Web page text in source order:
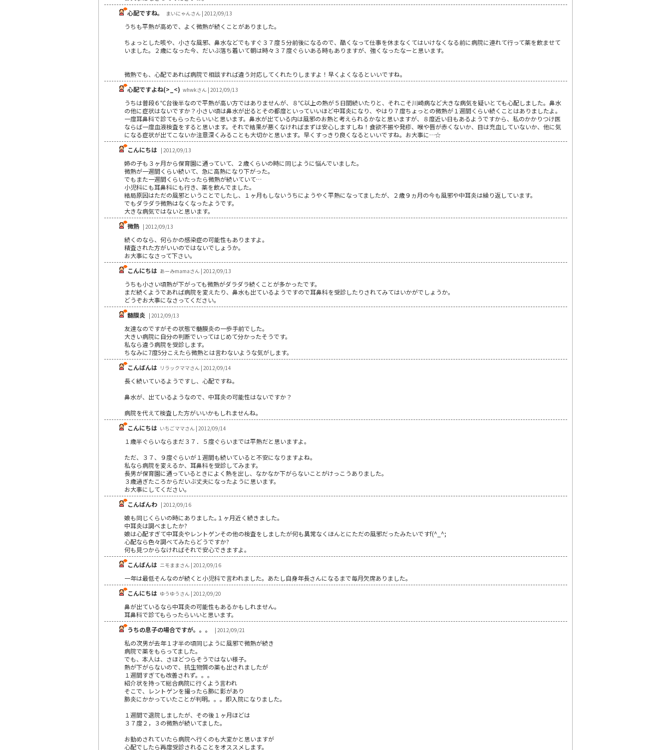
心配ですね。
まいにゃんさん | 2012/09/13
うちも平熱が高めで、よく微熱が続くことがありました。
ちょっとした咳や、小さな風邪、鼻水などでもすぐ３７度５分前後になるので、酷くなって仕事を休まなくてはいけなくなる前に病院に連れて行って薬を飲ませて
いました。２歳になった今、だいぶ落ち着いて朝は時々３７度ぐらいある時もありますが、強くなったなーと思います。
微熱でも、心配であれば病院で相談すれば違う対応してくれたりしますよ！早くよくなるといいですね。
心配ですよね(>_<) whwkさん | 2012/09/13
うちは普段６℃台後半なので平熱が高い方ではありませんが、８℃以上の熱が５日間続いたりと、それこそ川崎病など大きな病気を疑いとても心配しました。鼻水
の他に症状はないですか？小さい頃は鼻水が出るとその都度といっていいほど中耳炎になり、やはり７度ちょっとの微熱が１週間くらい続くことはありましたよ。
一度耳鼻科で診てもらったらいいと思います。鼻水が出ている内は風邪のお熱と考えられるかなと思いますが、８度近い日もあるようですから、私のかかりつけ医
ならば一度血液検査をすると思います。それで結果が悪くなければまずは安心しますしね！食欲不振や発疹、喉や唇が赤くないか、目は充血していないか、他に気
になる症状が出てこないか注意深くみることも大切かと思います。早くすっきり良くなるといいですね。お大事に…☆
こんにちは | 2012/09/13
姉の子も３ヶ月から保育園に通っていて、２歳くらいの時に同じように悩んでいました。
微熱が一週間くらい続いて、急に高熱になり下がった。
でもまた一週間くらいたったら微熱が続いていて…
小児科にも耳鼻科にも行き、薬を飲んでました。
結局原因はただの風邪ということでしたし、１ヶ月もしないうちにようやく平熱になってましたが、２歳９ヵ月の今も風邪や中耳炎は繰り返しています。
でもダラダラ微熱はなくなったようです。
大きな病気ではないと思います。
微熱 | 2012/09/13
続くのなら、何らかの感染症の可能性もありますよ。
精査された方がいいのではないでしょうか。
お大事になさって下さい。
こんにちは あーみmamaさん | 2012/09/13
うちも小さい頃熱が下がっても微熱がダラダラ続くことが多かったです。
まだ続くようであれば病院を変えたり、鼻水も出ているようですので耳鼻科を受診したりされてみてはいかがでしょうか。
どうぞお大事になさってください。
髄膜炎 | 2012/09/13
友達なのですがその状態で髄膜炎の一歩手前でした。
大きい病院に自分の判断でいってはじめて分かったそうです。
私なら違う病院を受診します。
ちなみに7度5分こえたら微熱とは言わないような気がします。
こんばんは リラックママさん | 2012/09/14
長く続いているようですし、心配ですね。
鼻水が、出ているようなので、中耳炎の可能性はないですか？
病院を代えて検査した方がいいかもしれませんね。
こんにちは いちごママさん | 2012/09/14
１歳半ぐらいならまだ３７．５度ぐらいまでは平熱だと思いますよ。
ただ、３７、９度ぐらいが１週間も続いていると不安になりますよね。
私なら病院を変えるか、耳鼻科を受診してみます。
長男が保育園に通っているときによく熱を出し、なかなか下がらないことがけっこうありました。
３歳過ぎたころからだいぶ丈夫になったように思います。
お大事にしてください。
こんばんわ | 2012/09/16
娘も同じくらいの時にありました｡１ヶ月近く続きました｡
中耳炎は調べましたか?
娘は心配すぎて中耳炎やレントゲンその他の検査をしましたが何も異常なくほんとにただの風邪だったみたいですf(^_^;
心配なら色々調べてみたらどうですか?
何も見つからなければそれで安心できますよ｡
こんばんは ニモままさん | 2012/09/16
一年は最低そんなのが続くと小児科で言われました。あたし自身年長さんになるまで毎月欠席ありました。
こんにちは ゆうゆうさん | 2012/09/20
鼻が出ているなら中耳炎の可能性もあるかもしれません。
耳鼻科で診てもらったらいいと思います。
うちの息子の場合ですが。。。
| 2012/09/21
私の次男が去年１才半の頃同じように風邪で微熱が続き
病院で薬をもらってました。
でも、本人は、さほどつらそうではない様子。
熱が下がらないので、抗生物質の薬も出されましたが
１週間すぎても改善されず。。。
紹介状を持って総合病院に行くよう言われ
そこで、レントゲンを撮ったら肺に影があり
肺炎にかかっていたことが判明。。。即入院になりました。
１週間で退院しましたが、その後１ヶ月ほどは
３７度２，３の微熱が続いてました。
お勤めされていたら病院へ行くのも大変かと思いますが
心配でしたら再度受診されることをオススメします。